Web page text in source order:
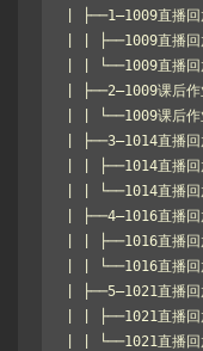
| ├──1–1009直播
| | ├──1009直播回
| | └──1009直播
| ├──2–1009课后作
| | └──1009课后
| ├──3–1014直播
| | ├──1014直播回
| | └──1014直播
| ├──4–1016直播回
| | ├──1016直播回
| | └──1016直播
| ├──5–1021直播回
| | ├──1021直播回
| | └──1021直播